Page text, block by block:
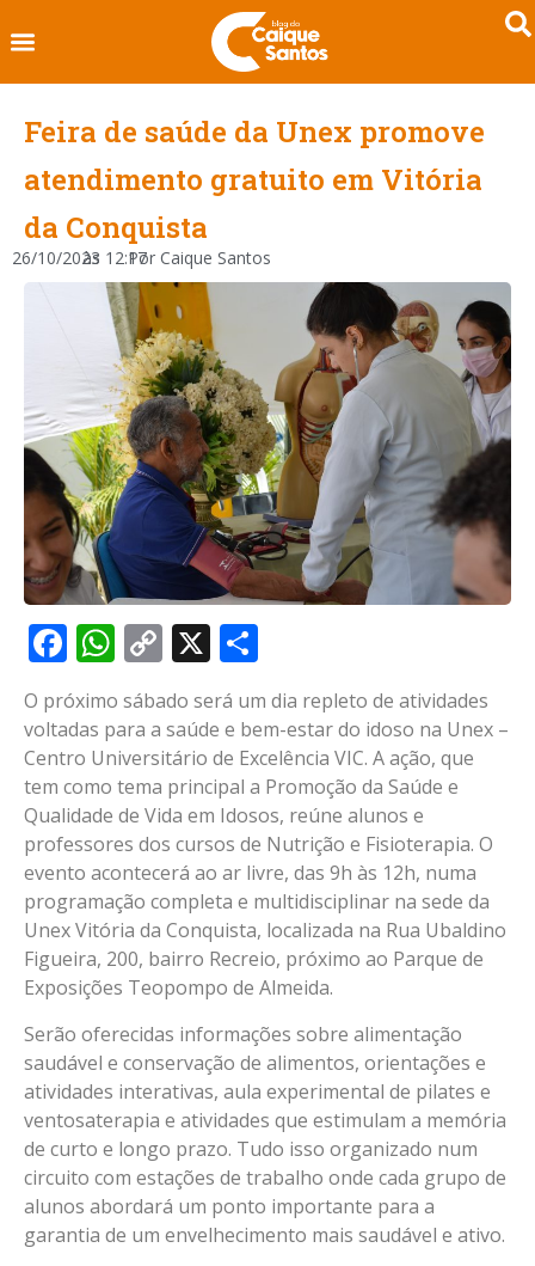
Feira de saúde da Unex promove
atendimento gratuito em Vitória
da Conquista
26/10/2023
às 12:17
Por Caique Santos
Facebook
WhatsApp
Copy
Link
X
O próximo sábado será um dia repleto de atividades
voltadas para a saúde e bem-estar do idoso na Unex –
Centro Universitário de Excelência VIC. A ação, que
tem como tema principal a Promoção da Saúde e
Qualidade de Vida em Idosos, reúne alunos e
professores dos cursos de Nutrição e Fisioterapia. O
evento acontecerá ao ar livre, das 9h às 12h, numa
programação completa e multidisciplinar na sede da
Unex Vitória da Conquista, localizada na Rua Ubaldino
Figueira, 200, bairro Recreio, próximo ao Parque de
Exposições Teopompo de Almeida.
Serão oferecidas informações sobre alimentação
saudável e conservação de alimentos, orientações e
atividades interativas, aula experimental de pilates e
ventosaterapia e atividades que estimulam a memória
de curto e longo prazo. Tudo isso organizado num
circuito com estações de trabalho onde cada grupo de
alunos abordará um ponto importante para a
garantia de um envelhecimento mais saudável e ativo.